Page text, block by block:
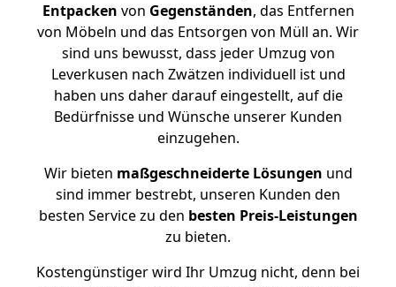
Entpacken von Gegenständen, das Entfernen
von Möbeln und das Entsorgen von Müll an. Wir
sind uns bewusst, dass jeder Umzug von
Leverkusen nach Zwätzen individuell ist und
haben uns daher darauf eingestellt, auf die
Bedürfnisse und Wünsche unserer Kunden
einzugehen.
Wir bieten maßgeschneiderte Lösungen und
sind immer bestrebt, unseren Kunden den
besten Service zu den besten Preis-Leistungen
zu bieten.
Kostengünstiger wird Ihr Umzug nicht, denn bei